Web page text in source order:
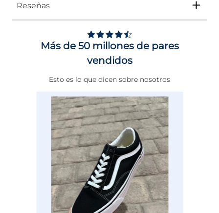
Tipo
Género Mujer
DE 0 A 4 cms
NORMAL
BEIGE
Reseñas
Más de 50 millones de pares
vendidos
Esto es lo que dicen sobre nosotros